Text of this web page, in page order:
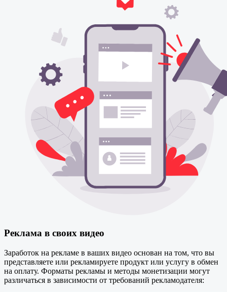
Реклама в своих видео
Заработок на рекламе в ваших видео основан на том, что вы
представляете или рекламируете продукт или услугу в обмен
на оплату. Форматы рекламы и методы монетизации могут
различаться в зависимости от требований рекламодателя: